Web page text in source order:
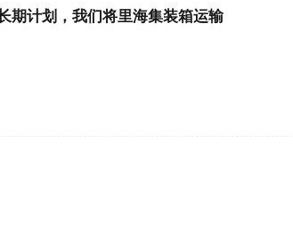
期计划，我们将里海集装箱运输